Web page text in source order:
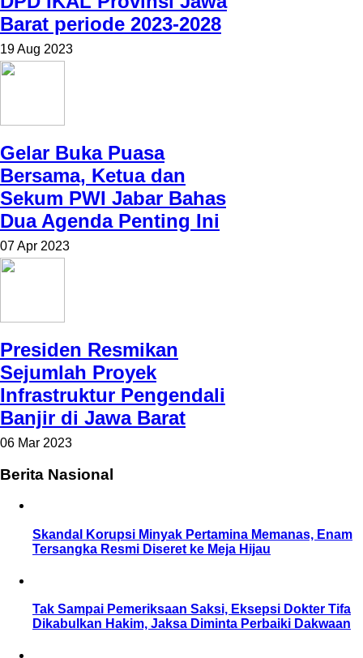
Barat periode 2023-2028
19 Aug 2023
Gelar Buka Puasa
Bersama, Ketua dan
Sekum PWI Jabar Bahas
Dua Agenda Penting Ini
07 Apr 2023
Presiden Resmikan
Sejumlah Proyek
Infrastruktur Pengendali
Banjir di Jawa Barat
06 Mar 2023
Berita Nasional
Skandal Korupsi Minyak Pertamina Memanas, Enam
Tersangka Resmi Diseret ke Meja Hijau
Tak Sampai Pemeriksaan Saksi, Eksepsi Dokter Tifa
Dikabulkan Hakim, Jaksa Diminta Perbaiki Dakwaan